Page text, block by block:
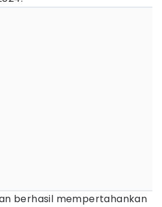
berhasil mempertahankan